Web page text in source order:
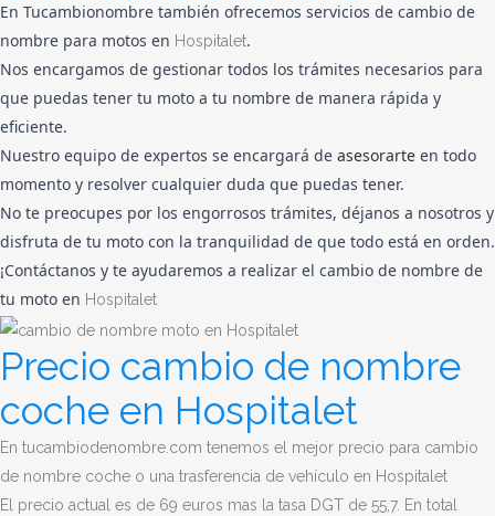
En Tucambionombre también ofrecemos servicios de cambio de
nombre para motos en Hospitalet
Nos encargamos de gestionar todos los trámites necesarios para
que puedas tener tu moto a tu nombre de manera rápida y
Nuestro equipo de expertos se encargará de asesorarte en todo
No te preocupes por los engorrosos trámites, déjanos a nosotros y
¡Contáctanos y te ayudaremos a realizar el cambio de nombre de
tu moto en Hospitalet
Precio cambio de nombre
coche en Hospitalet
En tucambiodenombre.com tenemos el mejor precio para cambio
de nombre coche o una trasferencia de vehículo en Hospitalet
El precio actual es de 69 euros mas la tasa DGT de 55,7. En total